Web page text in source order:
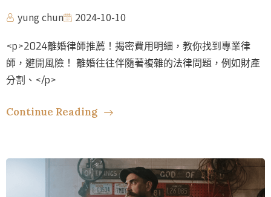
yung chun 2024-10-10
<p>2024離婚律師推薦！揭密費用明細，教你找到專業律
師，避開風險！ 離婚往往伴隨著複雜的法律問題，例如財產
分割、</p>
Continue Reading